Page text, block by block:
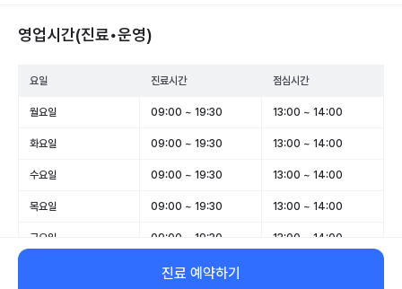
영업시간(진료•운영)
요일 진료시간 점심시간
월요일 09:00 ~ 19:30 13:00 ~ 14:00
화요일 09:00 ~ 19:30 13:00 ~ 14:00
수요일 09:00 ~ 19:30 13:00 ~ 14:00
목요일 09:00 ~ 19:30 13:00 ~ 14:00
금요일 09:00 ~ 19:30 13:00 ~ 14:00
08:30 ~ 14:00
진료 예약하기